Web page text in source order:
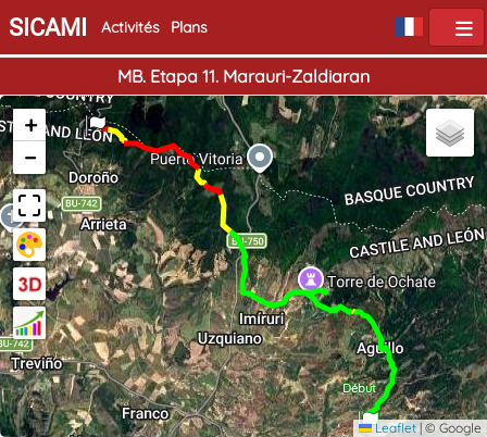
SICAMI Activités Plans
MB. Etapa 11. Marauri-Zaldiaran
Début
Fin
+
−
Leaflet | © Google